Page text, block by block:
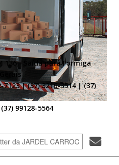
136 - Saída para Formiga -
7123 | (37) 3216-3514 | (37)
99128-5564